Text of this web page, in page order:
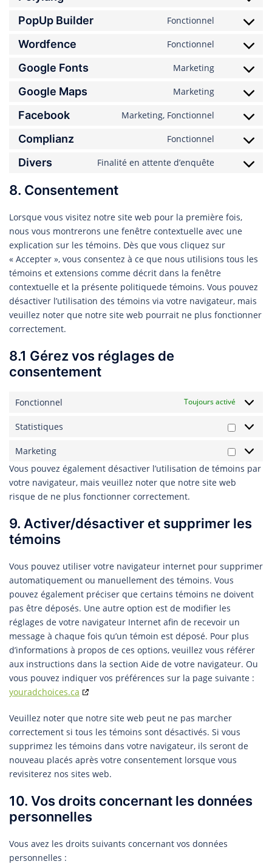
google-
polylang
PopUp Builder Fonctionnel
Consent
popup-
Wordfence Fonctionnel
Consent
wordfence
Google Fonts Marketing
Consent
google-
Google Maps Marketing
Consent
google-
Facebook Marketing, Fonctionnel
Consent
facebook
Complianz Fonctionnel
Consent
Divers Finalité en attente d’enquête
Consent
8. Consentement
Lorsque vous visitez notre site web pour la première fois,
nous vous montrerons une fenêtre contextuelle avec une
explication sur les témoins. Dès que vous cliquez sur
« Accepter », vous consentez à ce que nous utilisions tous les
témoins et extensions comme décrit dans la fenêtre
contextuelle et la présente politiquede témoins. Vous pouvez
désactiver l’utilisation des témoins via votre navigateur, mais
veuillez noter que notre site web pourrait ne plus fonctionner
correctement.
8.1 Gérez vos réglages de
consentement
Fonctionnel Toujours activé
Statistiques
Marketing
Vous pouvez également désactiver l’utilisation de témoins par
votre navigateur, mais veuillez noter que notre site web
risque de ne plus fonctionner correctement.
9. Activer/désactiver et supprimer les
témoins
Vous pouvez utiliser votre navigateur internet pour supprimer
automatiquement ou manuellement des témoins. Vous
pouvez également préciser que certains témoins ne doivent
pas être déposés. Une autre option est de modifier les
réglages de votre navigateur Internet afin de recevoir un
message à chaque fois qu’un témoin est déposé. Pour plus
d’informations à propos de ces options, veuillez vous référer
aux instructions dans la section Aide de votre navigateur. Ou
vous pouvez indiquer vos préférences sur la page suivante :
youradchoices.ca
Veuillez noter que notre site web peut ne pas marcher
correctement si tous les témoins sont désactivés. Si vous
supprimez les témoins dans votre navigateur, ils seront de
nouveau placés après votre consentement lorsque vous
revisiterez nos sites web.
10. Vos droits concernant les données
personnelles
Vous avez les droits suivants concernant vos données
personnelles :